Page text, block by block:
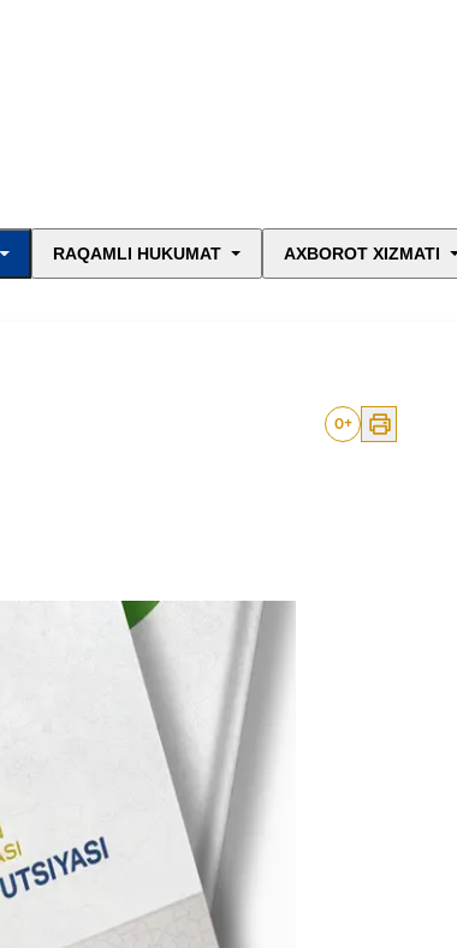
RAQAMLI HUKUMAT AXBOROT XIZMATI
0+